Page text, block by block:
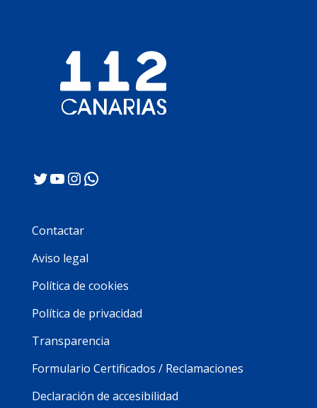
Twitter
YouTube
Instagram
WhatsApp
Contactar
Aviso legal
Política de cookies
Política de privacidad
Transparencia
Formulario Certificados / Reclamaciones
Declaración de accesibilidad